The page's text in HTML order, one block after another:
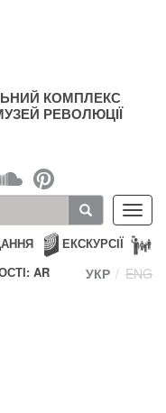
КОМПЛЕКС
РЕВОЛЮЦІЇ
ЕКСКУРСІЇ
AR
УКР ENG